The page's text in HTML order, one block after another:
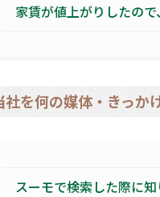
家賃が値上がりしたの
社を何の媒体・きっか
スーモで検索した際に知